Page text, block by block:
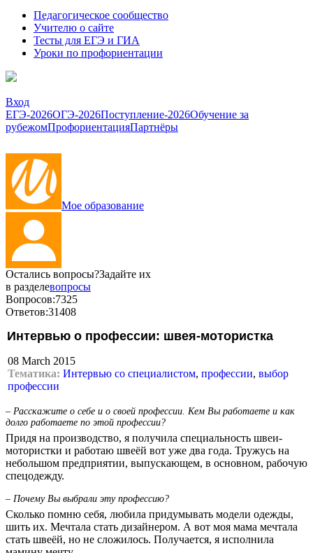
Педагогическое сообщество
Учителю о сайте
Тесты для ЕГЭ и ГИА
Уроки по профориентации
Вход
ЕГЭ-2026ОГЭ-2026Поступление-2026Обучение за
рубежомПрофориентацияПартнёры
Мое образование
Остались вопросы?Задайте их
в разделевопросы
Вопросов:7325
Ответов:31408
Интервью о профессии: швея-мотористка
08 March 2015
Тематика: Интервью со специалистом, профессии, выбор
профессии
– Расскажите о себе и о своей профессии. Кем Вы работаете и как
долго работаете по этой профессии?
Придя на производство, я получила специальность швеи-
мотористки и работаю швеёй вот уже два года. Тружусь на
небольшом предприятии, выпускающем, в основном, рабочую
спецодежду.
– Почему Вы выбрали эту профессию?
Сколько помню себя, любила придумывать модели одежды,
шить их. Мечтала стать дизайнером. А вот моя мама мечтала
стать швеёй, но не сложилось. Получается, я исполнила